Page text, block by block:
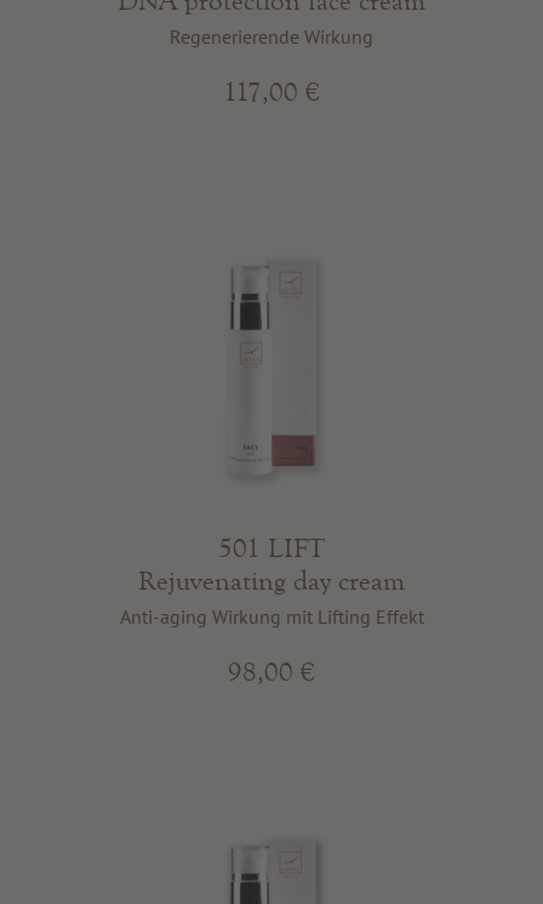
Regenerierende Wirkung
117,00 €
501 LIFT
Rejuvenating day cream
Anti-aging Wirkung mit Lifting Effekt
98,00 €